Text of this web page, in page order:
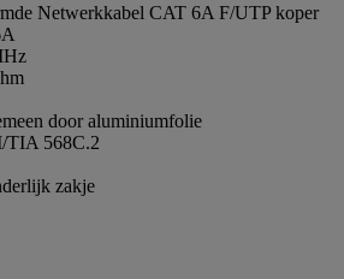
Netwerkkabel CAT 6A F/UTP koper
door aluminiumfolie
TIA 568C.2
zakje